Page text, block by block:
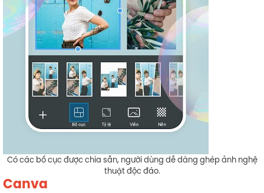
Có các bố cục được chia sẵn, người dùng dễ dàng ghép ảnh nghệ
thuật độc đáo.
Canva